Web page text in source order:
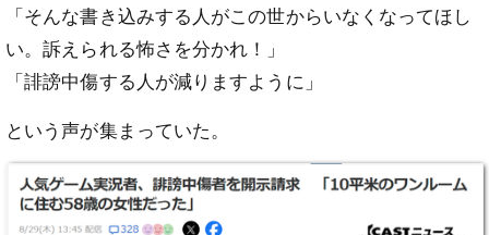
「そんな書き込みする人がこの世からいなくなってほし
い。訴えられる怖さを分かれ！」
「誹謗中傷する人が減りますように」
という声が集まっていた。